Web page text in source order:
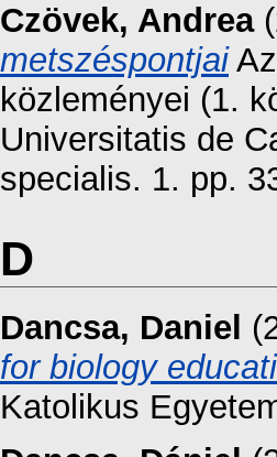
Czövek, Andrea
metszéspontjaiAz
közleményei (1.
Universitatis de
specialis. 1. pp.
D
Dancsa, Daniel
for biology
Katolikus